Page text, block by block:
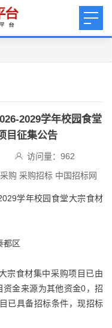
学年校园食堂
目征集公告
访问量： 962
购 采购招标 中国招标网
学年校园食堂大宗食材
都区
宗食材集中采购项目已由
金来源为其他资金0，招
已具备招标条件，现招标